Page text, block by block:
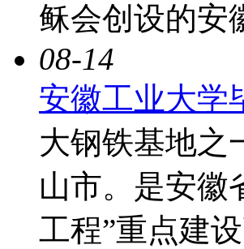
稣会创设的
08-14
安徽工业大学
大钢铁基地之
山市。是安徽
工程”重点建